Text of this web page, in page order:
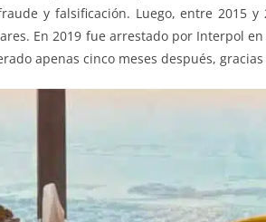
y falsificación. Luego, entre 2015
En 2019 fue arrestado por Interpol
apenas cinco meses después,